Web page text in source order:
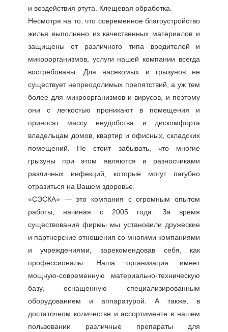
и воздействия ртута. Клещевая обработка.
Несмотря на то, что современное благоустройство
жилья выполнено из качественных материалов и
защищены от различного типа вредителей и
микроорганизмов, услуги нашей компании всегда
востребованы. Для насекомых и грызунов не
существует непреодолимых препятствий, а уж тем
более для микроорганизмов и вирусов, и поэтому
они с легкостью проникают в помещения и
приносят массу неудобства и дискомфорта
владельцам домов, квартир и офисных, складских
помещений. Не стоит забывать, что многие
грызуны при этом являются и разносчиками
различных инфекций, которые могут пагубно
отразиться на Вашем здоровье.
«СЭСКА» — это компания с огромным опытом
работы, начиная с 2005 года. За время
существования фирмы мы установили дружеские
и партнерские отношения со многими компаниями
и учреждениями, зарекомендовав себя, как
профессионалы. Наша организация имеет
мощную-современную материально-техническую
базу, оснащенную специализированным
оборудованием и аппаратурой. А также, в
достаточном количестве и ассортименте в нашем
пользовании различные препараты для